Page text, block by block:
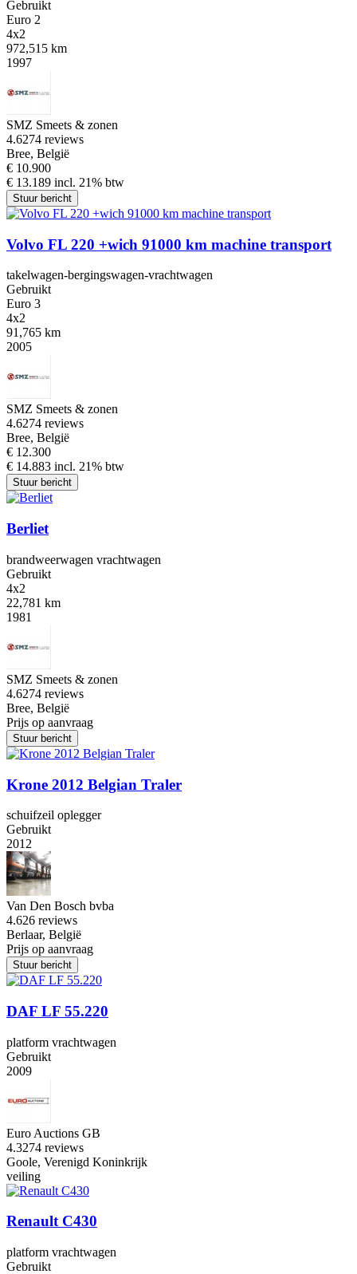
Gebruikt
Euro 2
4x2
972,515 km
1997
SMZ Smeets & zonen
4.6274 reviews
Bree, België
€ 10.900
€ 13.189 incl. 21% btw
Stuur bericht
Volvo FL 220 +wich 91000 km machine transport
takelwagen-bergingswagen-vrachtwagen
Gebruikt
Euro 3
4x2
91,765 km
2005
SMZ Smeets & zonen
4.6274 reviews
Bree, België
€ 12.300
€ 14.883 incl. 21% btw
Stuur bericht
Berliet
brandweerwagen vrachtwagen
Gebruikt
4x2
22,781 km
1981
SMZ Smeets & zonen
4.6274 reviews
Bree, België
Prijs op aanvraag
Stuur bericht
Krone 2012 Belgian Traler
schuifzeil oplegger
Gebruikt
2012
Van Den Bosch bvba
4.626 reviews
Berlaar, België
Prijs op aanvraag
Stuur bericht
DAF LF 55.220
platform vrachtwagen
Gebruikt
2009
Euro Auctions GB
4.3274 reviews
Goole, Verenigd Koninkrijk
veiling
Renault C430
platform vrachtwagen
Gebruikt